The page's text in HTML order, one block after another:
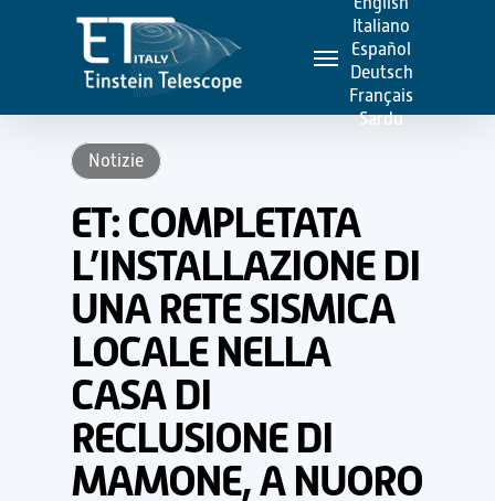
content
Menu
Italiano
Español
Deutsch
Français
Sardu
Notizie
ET: COMPLETATA
L’INSTALLAZIONE DI
UNA RETE SISMICA
LOCALE NELLA
CASA DI
RECLUSIONE DI
MAMONE, A NUORO